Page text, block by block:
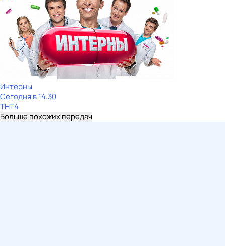
Интерны
Сегодня в 14:30
ТНТ4
Больше похожих передач